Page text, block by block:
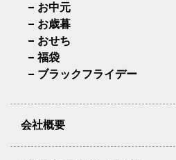
お中元
お歳暮
おせち
福袋
ブラックフライデー
会社概要